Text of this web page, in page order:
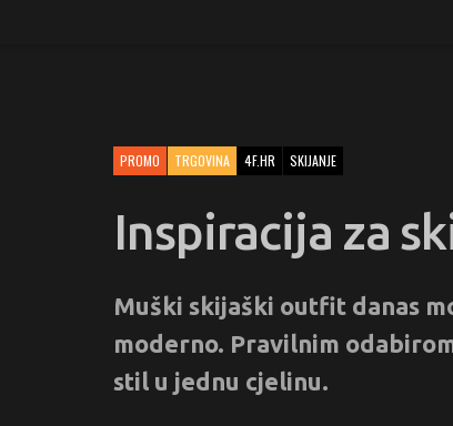
PROMO TRGOVINA 4F.HR SKIJANJE
Inspiracija za
Muški skijaški outfit danas
moderno. Pravilnim
stil u jednu cjelinu.